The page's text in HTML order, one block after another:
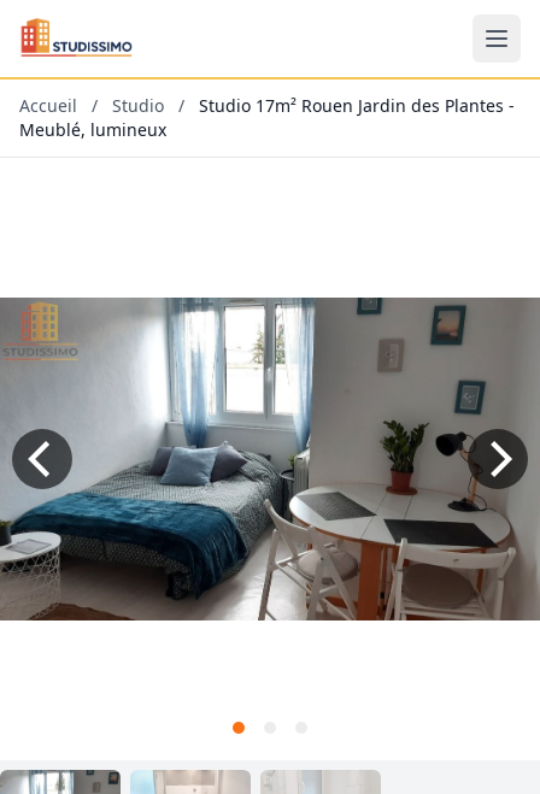
Accueil / Studio /
Studio 17m² Rouen Jardin des Plantes -
Meublé, lumineux